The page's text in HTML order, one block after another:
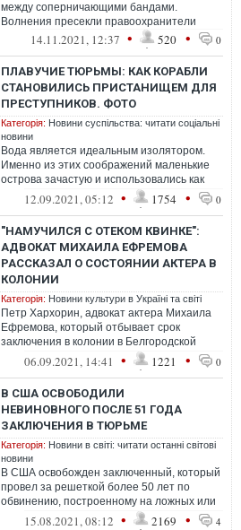
между соперничающими бандами.
Волнения пресекли правоохранители
14.11.2021, 12:37 • 520 • 0
ПЛАВУЧИЕ ТЮРЬМЫ: КАК КОРАБЛИ
СТАНОВИЛИСЬ ПРИСТАНИЩЕМ ДЛЯ
ПРЕСТУПНИКОВ. ФОТО
Категорія: Новини суспільства: читати соціальні
новини
Вода является идеальным изолятором.
Именно из этих соображений маленькие
острова зачастую и использовались как
узницы для осужденных
12.09.2021, 05:12 • 1754 • 0
"НАМУЧИЛСЯ С ОТЕКОМ КВИНКЕ":
АДВОКАТ МИХАИЛА ЕФРЕМОВА
РАССКАЗАЛ О СОСТОЯНИИ АКТЕРА В
КОЛОНИИ
Категорія: Новини культури в Україні та світі
Петр Хархорин, адвокат актера Михаила
Ефремова, который отбывает срок
заключения в колонии в Белгородской
области, навестил подзащитного
06.09.2021, 14:41 • 1221 • 0
В США ОСВОБОДИЛИ
НЕВИНОВНОГО ПОСЛЕ 51 ГОДА
ЗАКЛЮЧЕНИЯ В ТЮРЬМЕ
Категорія: Новини в світі: читати останні світові
новини
В США освобожден заключенный, который
провел за решеткой более 50 лет по
обвинению, построенному на ложных или
сомнительных показаниях
15.08.2021, 08:12 • 2169 • 4